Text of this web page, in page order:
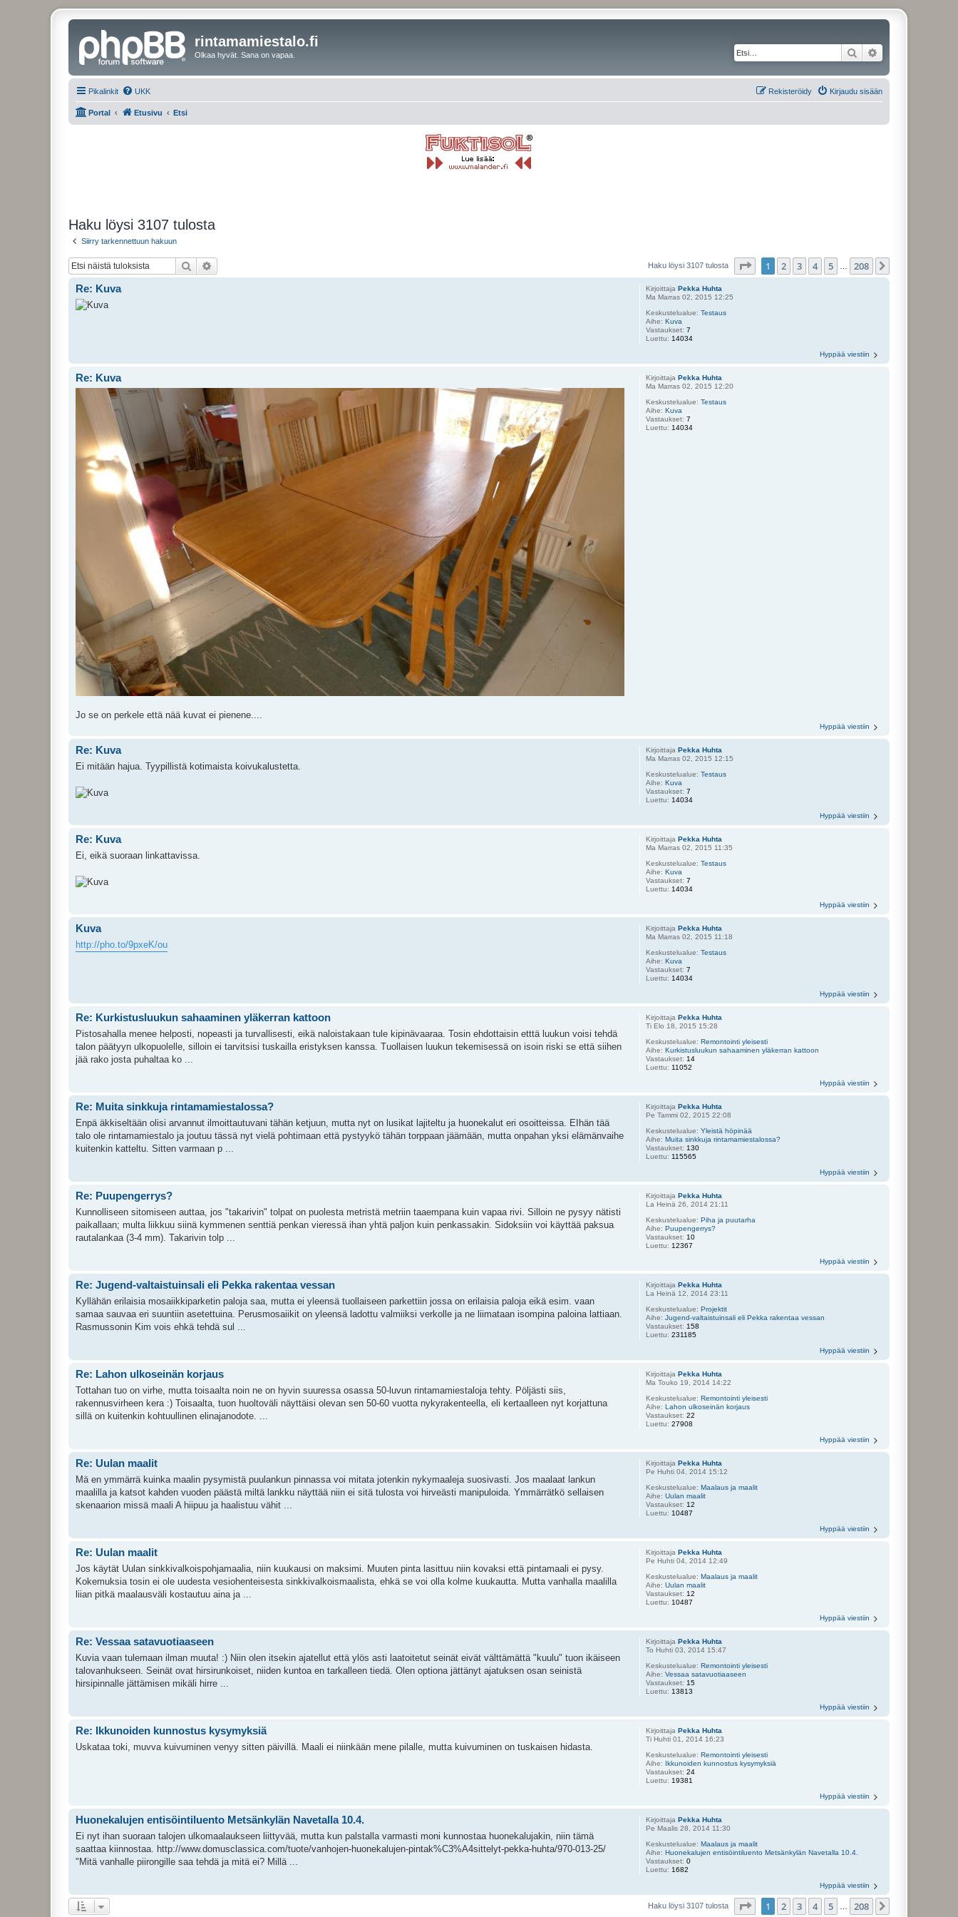
rintamamiestalo.fi
Olkaa hyvät. Sana on vapaa. Etsi
Pikalinkit UKK Kirjaudu sisään
Rekisteröidy
Portal Etusivu Etsi
Haku löysi 3107 tulosta
Siirry tarkennettuun hakuun
Etsi Haku löysi 3107 tulosta Sivu 208
1 2 3 4 5 208
KirjoittajaPekka Huhta
Ma Marras 02, 2015 12:25
Keskustelualue:Testaus
Aihe:Kuva
Vastaukset:7
Luettu: 14034
Re: Kuva
Hyppää viestiin
KirjoittajaPekka Huhta
Ma Marras 02, 2015 12:20
Keskustelualue:Testaus
Aihe:Kuva
Vastaukset:7
Luettu: 14034
Re: Kuva
Jo se on perkele että nää kuvat ei pienene....
Hyppää viestiin
Kirjoittaja Pekka Huhta
Ma Marras 02, 2015 12:15
Keskustelualue:Testaus
Aihe: Kuva
Vastaukset:7
Luettu:14034
Re: Kuva
Ei mitään hajua. Tyypillistä kotimaista koivukalustetta.
Hyppää viestiin
Kirjoittaja Pekka Huhta
Ma Marras 02, 2015 11:35
Keskustelualue:Testaus
Aihe: Kuva
Vastaukset:7
Luettu:14034
Re: Kuva
Ei, eikä suoraan linkattavissa.
Hyppää viestiin
Kirjoittaja Pekka Huhta
Ma Marras 02, 2015 11:18
Keskustelualue:Testaus
Aihe: Kuva
Vastaukset:7
Luettu:14034
Kuva
http://pho.to/9pxeK/ou
Hyppää viestiin
Kirjoittaja Pekka Huhta
Ti Elo 18, 2015 15:28
Keskustelualue: Remontointi yleisesti
Aihe: Kurkistusluukun sahaaminen yläkerran kattoon
Vastaukset:14
Luettu:11052
Re: Kurkistusluukun sahaaminen yläkerran kattoon
Pistosahalla menee helposti, nopeasti ja turvallisesti, eikä naloistakaan tule kipinävaaraa. Tosin ehdottaisin etttä luukun voisi tehdä
talon päätyyn ulkopuolelle, silloin ei tarvitsisi tuskailla eristyksen kanssa. Tuollaisen luukun tekemisessä on isoin riski se että siihen
jää rako josta puhaltaa ko ...
Hyppää viestiin
Kirjoittaja Pekka Huhta
Pe Tammi 02, 2015 22:08
Keskustelualue:Yleistä höpinää
Aihe: Muita sinkkuja rintamamiestalossa?
Vastaukset:130
Luettu:115565
Re: Muita sinkkuja rintamamiestalossa?
Enpä äkkiseltään olisi arvannut ilmoittautuvani tähän ketjuun, mutta nyt on lusikat lajiteltu ja huonekalut eri osoitteissa. EIhän tää
talo ole rintamamiestalo ja joutuu tässä nyt vielä pohtimaan että pystyykö tähän torppaan jäämään, mutta onpahan yksi elämänvaihe
kuitenkin katteltu. Sitten varmaan p ...
Hyppää viestiin
Kirjoittaja Pekka Huhta
La Heinä 26, 2014 21:11
Keskustelualue: Piha ja puutarha
Aihe: Puupengerrys?
Vastaukset:10
Luettu:12367
Re: Puupengerrys?
Kunnolliseen sitomiseen auttaa, jos "takarivin" tolpat on puolesta metristä metriin taaempana kuin vapaa rivi. Silloin ne pysyy nätisti
paikallaan; multa liikkuu siinä kymmenen senttiä penkan vieressä ihan yhtä paljon kuin penkassakin. Sidoksiin voi käyttää paksua
rautalankaa (3-4 mm). Takarivin tolp ...
Hyppää viestiin
Kirjoittaja Pekka Huhta
La Heinä 12, 2014 23:11
Keskustelualue: Projektit
Aihe:Jugend-valtaistuinsali eli Pekka rakentaa vessan
Vastaukset:158
Luettu:231185
Re: Jugend-valtaistuinsali eli Pekka rakentaa vessan
Kyllähän erilaisia mosaiikkiparketin paloja saa, mutta ei yleensä tuollaiseen parkettiin jossa on erilaisia paloja eikä esim. vaan
samaa sauvaa eri suuntiin asetettuina. Perusmosaiikit on yleensä ladottu valmiiksi verkolle ja ne liimataan isompina paloina lattiaan.
Rasmussonin Kim vois ehkä tehdä sul ...
Hyppää viestiin
Kirjoittaja Pekka Huhta
Ma Touko 19, 2014 14:22
Keskustelualue: Remontointi yleisesti
Aihe: Lahon ulkoseinän korjaus
Vastaukset:22
Luettu:27908
Re: Lahon ulkoseinän korjaus
Tottahan tuo on virhe, mutta toisaalta noin ne on hyvin suuressa osassa 50-luvun rintamamiestaloja tehty. Pöljästi siis,
rakennusvirheen kera :) Toisaalta, tuon huoltoväli näyttäisi olevan sen 50-60 vuotta nykyrakenteella, eli kertaalleen nyt korjattuna
sillä on kuitenkin kohtuullinen elinajanodote. ...
Hyppää viestiin
Kirjoittaja Pekka Huhta
Pe Huhti 04, 2014 15:12
Keskustelualue: Maalaus ja maalit
Aihe:Uulan maalit
Vastaukset:12
Luettu:10487
Re: Uulan maalit
Mä en ymmärrä kuinka maalin pysymistä puulankun pinnassa voi mitata jotenkin nykymaaleja suosivasti. Jos maalaat lankun
maalilla ja katsot kahden vuoden päästä miltä lankku näyttää niin ei sitä tulosta voi hirveästi manipuloida. Ymmärrätkö sellaisen
skenaarion missä maali A hiipuu ja haalistuu vähit ...
Hyppää viestiin
Kirjoittaja Pekka Huhta
Pe Huhti 04, 2014 12:49
Keskustelualue: Maalaus ja maalit
Aihe:Uulan maalit
Vastaukset:12
Luettu:10487
Re: Uulan maalit
Jos käytät Uulan sinkkivalkoispohjamaalia, niin kuukausi on maksimi. Muuten pinta lasittuu niin kovaksi että pintamaali ei pysy.
Kokemuksia tosin ei ole uudesta vesiohenteisesta sinkkivalkoismaalista, ehkä se voi olla kolme kuukautta. Mutta vanhalla maalilla
liian pitkä maalausväli kostautuu aina ja ...
Hyppää viestiin
Kirjoittaja Pekka Huhta
To Huhti 03, 2014 15:47
Keskustelualue: Remontointi yleisesti
Aihe:Vessaa satavuotiaaseen
Vastaukset:15
Luettu:13813
Re: Vessaa satavuotiaaseen
Kuvia vaan tulemaan ilman muuta! :) Niin olen itsekin ajatellut että ylös asti laatoitetut seinät eivät välttämättä "kuulu" tuon ikäiseen
talovanhukseen. Seinät ovat hirsirunkoiset, niiden kuntoa en tarkalleen tiedä. Olen optiona jättänyt ajatuksen osan seinistä
hirsipinnalle jättämisen mikäli hirre ...
Hyppää viestiin
Kirjoittaja Pekka Huhta
Ti Huhti 01, 2014 16:23
Keskustelualue: Remontointi yleisesti
Aihe:
Ikkunoiden kunnostus kysymyksiä
Vastaukset:24
Luettu:19381
Re: Ikkunoiden kunnostus kysymyksiä
Uskataa toki, muvva kuivuminen venyy sitten päivillä. Maali ei niinkään mene pilalle, mutta kuivuminen on tuskaisen hidasta.
Hyppää viestiin
Kirjoittaja Pekka Huhta
Pe Maalis 28, 2014 11:30
Keskustelualue: Maalaus ja maalit
Aihe: Huonekalujen entisöintiluento Metsänkylän Navetalla 10.4.
Vastaukset:0
Luettu:1682
Huonekalujen entisöintiluento Metsänkylän Navetalla 10.4.
Ei nyt ihan suoraan talojen ulkomaalaukseen liittyvää, mutta kun palstalla varmasti moni kunnostaa huonekalujakin, niin tämä
saattaa kiinnostaa. http://www.domusclassica.com/tuote/vanhojen-huonekalujen-pintak%C3%A4sittelyt-pekka-huhta/970-013-25/
"Mitä vanhalle piirongille saa tehdä ja mitä ei? Millä ...
Hyppää viestiin
Haku löysi 3107 tulosta Sivu 208
1 2 3 4 5 … 208